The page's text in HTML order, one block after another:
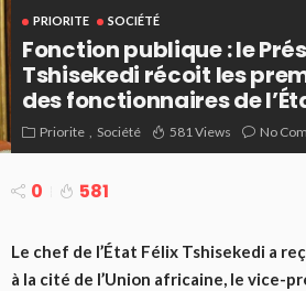
PRIORITE SOCIÉTÉ
Fonction publique : le
Tshisekedi récoit les
des fonctionnaires de
Priorite Société 581 Views No
0 581
Le chef de l’État Félix Tshisekedi a
à la cité de l’Union africaine, le vice-